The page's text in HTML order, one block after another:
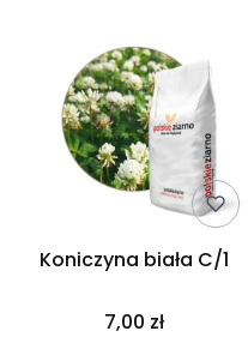
Koniczyna biała C/1
7,00 zł